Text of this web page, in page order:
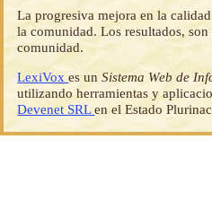
La progresiva mejora en la
la comunidad. Los resultados,
comunidad.
LexiVoxes unSistema Web de
utilizando herramientas y
Devenet SRLen el Estado